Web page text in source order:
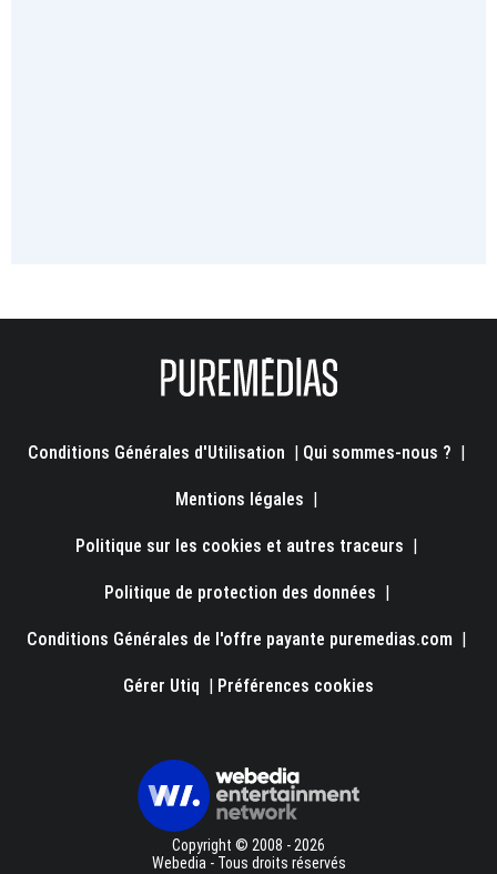
Conditions Générales d'Utilisation | Qui sommes-nous ? |
Mentions légales |
Politique sur les cookies et autres traceurs |
Politique de protection des données |
Conditions Générales de l'offre payante puremedias.com |
Gérer Utiq | Préférences cookies
Copyright © 2008 - 2026
Webedia - Tous droits réservés